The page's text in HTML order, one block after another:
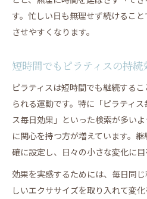
す。忙しい日も無理せず続けるこ
させやすくなります。
短時間でもピラティスの持
ピラティスは短時間でも継続する
られる運動です。特に「ピラティ
ス毎日効果」といった検索が多い
に関心を持つ方が増えています。
確に設定し、日々の小さな変化に目
効果を実感するためには、毎日同
しいエクササイズを取り入れて変